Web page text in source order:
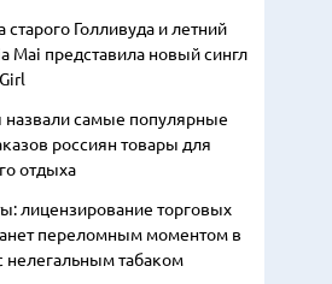
старого Голливуда и летний
Mai представила новый сингл
назвали самые популярные
россиян товары для
отдыха
лицензирование торговых
переломным моментом в
нелегальным табаком